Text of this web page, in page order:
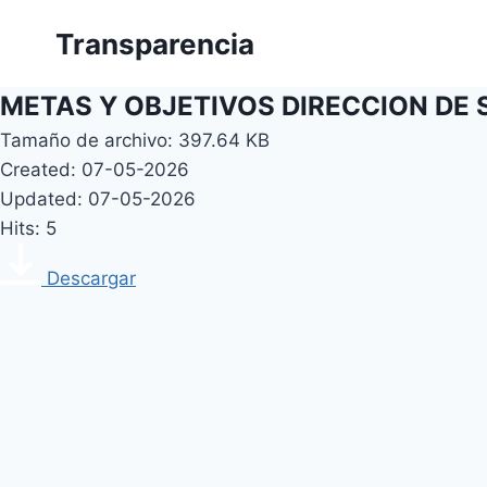
Transparencia
METAS Y OBJETIVOS DIRECCION DE
Tamaño de archivo: 397.64 KB
Created: 07-05-2026
Updated: 07-05-2026
Hits: 5
Descargar